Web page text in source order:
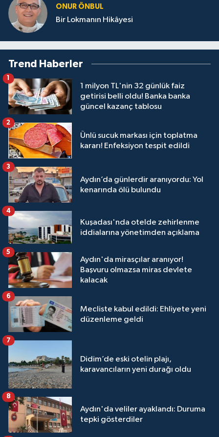
ONUR ÖNBUL
Bir Lokmanın Hikâyesi
Trend Haberler
1 milyon TL'nin 32 günlük faiz
getirisi belli oldu! Banka banka
güncel kazanç tablosu
1
Ünlü sucuk markası için toplatma
kararı! Enfeksiyon tespit edildi
2
Aydın’da günlerdir aranıyordu: Yol
kenarında ölü bulundu
3
Kuşadası'nda otelde zehirlenme
iddialarına yönetimden açıklama
4
Aydın'da mirasçılar aranıyor!
Başvuru olmazsa miras devlete
kalacak
5
Mecliste kabul edildi: Ehliyete yeni
düzenleme geldi
6
Didim’de eski otelin plajı,
karavancıların yeni durağı oldu
7
Aydın'da veliler ayaklandı: Duruma
tepki gösterdiler
8